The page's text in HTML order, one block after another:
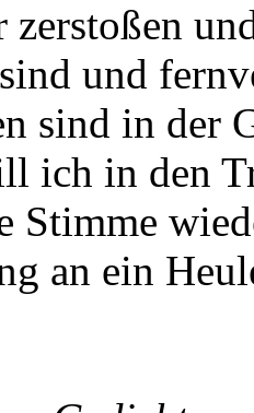
und
sind in der
ich in den
Stimme
an ein